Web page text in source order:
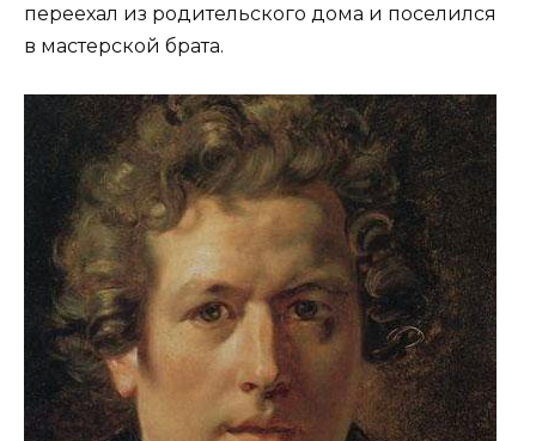
переехал из родительского дома и поселился
в мастерской брата.